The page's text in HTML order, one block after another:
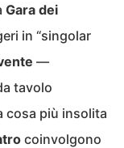
Gara dei
in “singolar
—
tavolo
cosa più insolita
coinvolgono